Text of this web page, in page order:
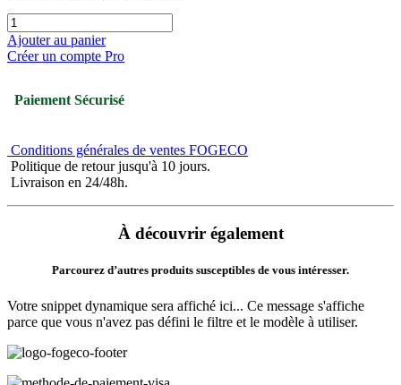
Ajouter au panier
Créer un compte Pro
Paiement Sécurisé
Conditions générales de ventes FOGECO
Politique de retour jusqu'à 10 jours.
Livraison en 24/48h.
À découvrir également
Parcourez d’autres produits susceptibles de vous intéresser.
Votre snippet dynamique sera affiché ici... Ce message s'affiche
parce que vous n'avez pas défini le filtre et le modèle à utiliser.